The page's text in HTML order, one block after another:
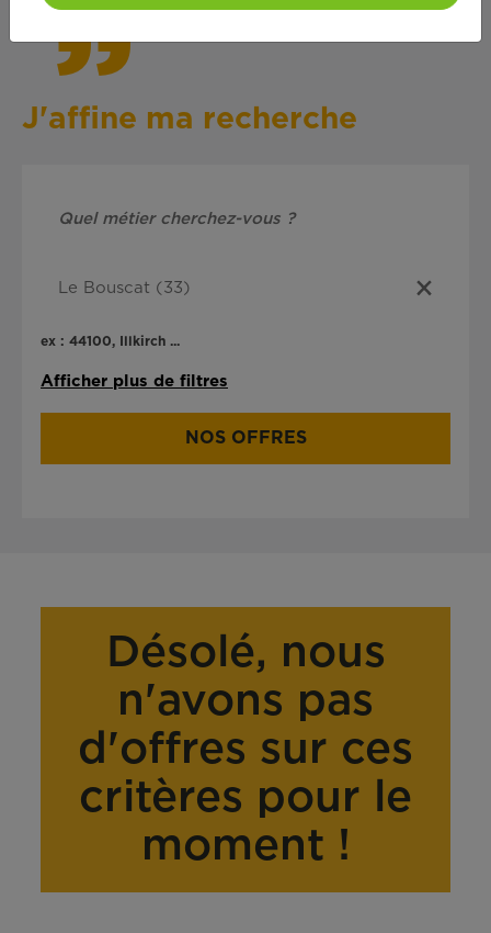
J'affine ma recherche
ex : 44100, Illkirch ...
Afficher plus de filtres
NOS OFFRES
Désolé, nous
n'avons pas
d'offres sur ces
critères pour le
moment !